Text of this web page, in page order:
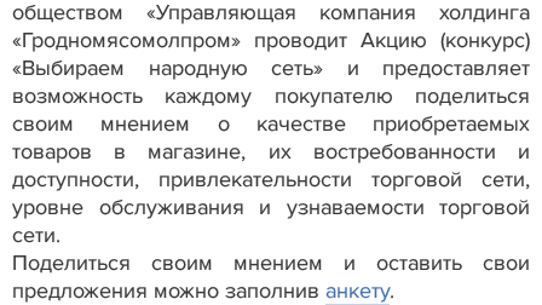
обществом «Управляющая компания холдинга
«Гродномясомолпром» проводит Акцию (конкурс)
«Выбираем народную сеть» и предоставляет
возможность каждому покупателю поделиться
своим мнением о качестве приобретаемых
товаров в магазине, их востребованности и
доступности, привлекательности торговой сети,
уровне обслуживания и узнаваемости торговой
сети.
Поделиться своим мнением и оставить свои
предложения можно заполнив анкету.